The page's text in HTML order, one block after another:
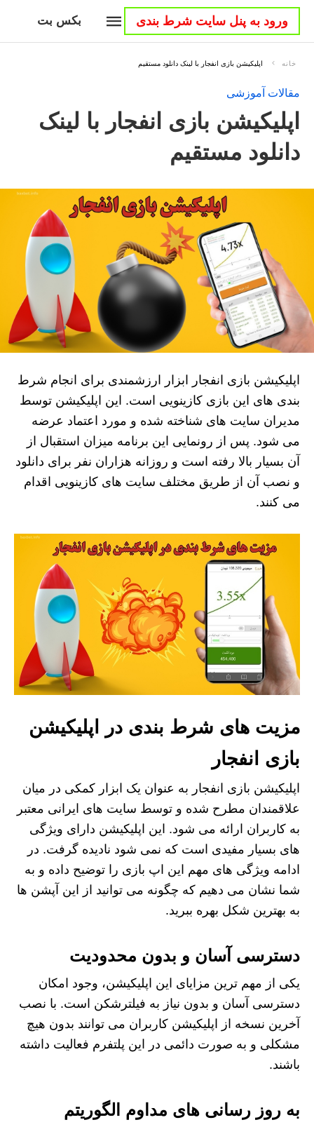
بکس بت ورود به پنل سایت شرط بندی
خانه اپلیکیشن بازی انفجار با لینک دانلود مستقیم
مقالات آموزشی
اپلیکیشن بازی انفجار با لینک
دانلود مستقیم
اپلیکیشن بازی انفجار ابزار ارزشمندی برای انجام شرط
بندی های این بازی کازینویی است. این اپلیکیشن توسط
مدیران سایت های شناخته شده و مورد اعتماد عرضه
می شود. پس از رونمایی این برنامه میزان استقبال از
آن بسیار بالا رفته است و روزانه هزاران نفر برای دانلود
و نصب آن از طریق مختلف سایت های کازینویی اقدام
می کنند.
مزیت های شرط بندی در اپلیکیشن
بازی انفجار
اپلیکیشن بازی انفجار به عنوان یک ابزار کمکی در میان
علاقمندان مطرح شده و توسط سایت های ایرانی معتبر
به کاربران ارائه می شود. این اپلیکیشن دارای ویژگی
های بسیار مفیدی است که نمی شود نادیده گرفت. در
ادامه ویژگی های مهم این اپ بازی را توضیح داده و به
شما نشان می دهیم که چگونه می توانید از این آپشن ها
به بهترین شکل بهره ببرید.
دسترسی آسان و بدون محدودیت
یکی از مهم ترین مزایای این اپلیکیشن، وجود امکان
دسترسی آسان و بدون نیاز به فیلترشکن است. با نصب
آخرین نسخه از اپلیکیشن کاربران می توانند بدون هیچ
مشکلی و به صورت دائمی در این پلتفرم فعالیت داشته
باشند.
به روز رسانی های مداوم الگوریتم